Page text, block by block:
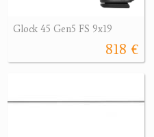
Glock 45 Gen5 FS 9x19
818 €